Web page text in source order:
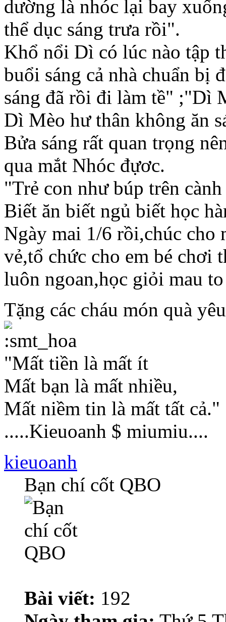
dường là nhóc lại bay
thể dục sáng trưa rồi".
Khổ nổi Dì có lúc nào tập
buổi sáng cả nhà chuẩn bị
sáng đã rồi đi làm tề" ;"Dì
Dì Mèo hư thân không ăn
Bửa sáng rất quan trọng
qua mắt Nhóc đựơc.
"Trẻ con như búp trên cành
Biết ăn biết ngủ biết học
Ngày mai 1/6 rồi,chúc cho
vẻ,tổ chức cho em bé chơi
luôn ngoan,học giỏi mau
Tặng các cháu món quà
"Mất tiền là mất ít
Mất bạn là mất nhiều,
Mất niềm tin là mất tất cả."
.....Kieuoanh $ miumiu....
kieuoanh
Bạn chí cốt QBO
Bài viết: 192